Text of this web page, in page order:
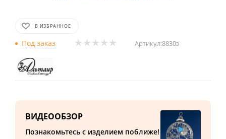
В ИЗБРАННОЕ
Под заказ Артикул:8830э
ВИДЕООБЗОР
Познакомьтесь с изделием поближе!